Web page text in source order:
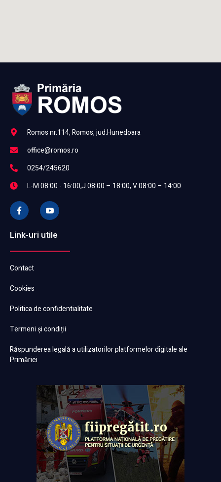
Romos nr.114, Romos, jud.Hunedoara
office@romos.ro
0254/245620
L-M 08:00 - 16:00,J 08:00 – 18:00, V 08:00 – 14:00
Link-uri utile
Contact
Cookies
Politica de confidentialitate
Termeni și condiții
Răspunderea legală a utilizatorilor platformelor digitale ale
Primăriei